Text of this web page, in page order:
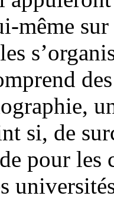
même
si, de
pour les